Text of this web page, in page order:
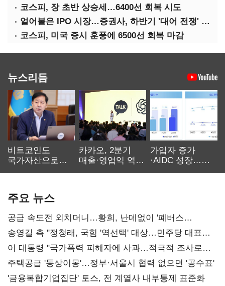
코스피, 장 초반 상승세…6400선 회복 시도
얼어붙은 IPO 시장…증권사, 하반기 '대어 전쟁' 기대
코스피, 미국 증시 훈풍에 6500선 회복 마감
뉴스리듬
비트코인도
국가자산으로…'
카카오, 2분기
매출·영업익 역대
가입자 증가
·AIDC 성장…
주요 뉴스
공급 속도전 외치더니…황희, 난데없이 '폐버스
리모델링' 제안
송영길 측 "정청래, 국힘 '역선택' 대상…민주당 대표로
총선 지휘 못해"
이 대통령 "국가폭력 피해자에 사과…적극적 조사로
진실 밝혀야"
주택공급 '동상이몽'…정부·서울시 협력 없으면 '공수표'
'금융복합기업집단' 토스, 전 계열사 내부통제 표준화